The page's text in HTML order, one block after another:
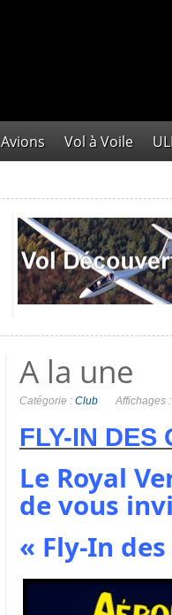
Avions Vol à Voile
A la une
Catégorie : Club Affichages
FLY-IN DES
Le Royal
de vous
« Fly-In